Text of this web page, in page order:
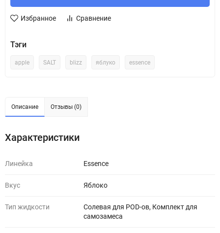
Избранное Сравнение
Тэги
apple SALT blizz яблуко essence
Описание Отзывы (0)
Характеристики
Линейка Essence
Вкус Яблоко
Тип жидкости
Солевая для POD-ов, Комплект для
самозамеса